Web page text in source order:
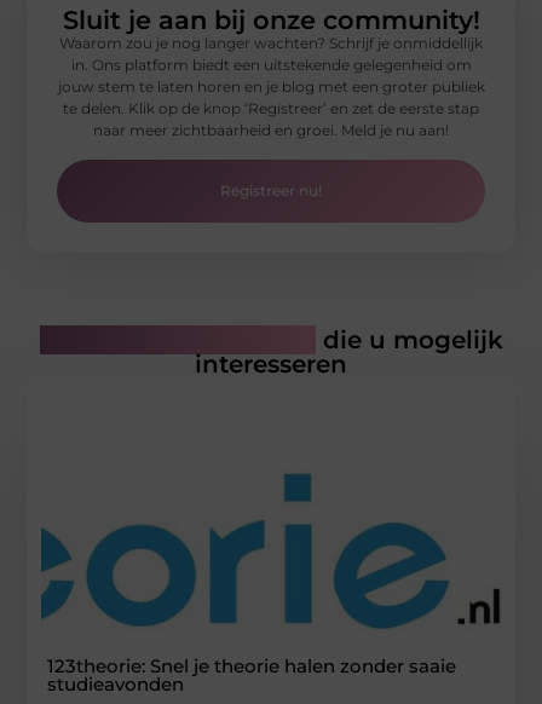
Sluit je aan bij onze community!
Waarom zou je nog langer wachten? Schrijf je onmiddellijk
in. Ons platform biedt een uitstekende gelegenheid om
jouw stem te laten horen en je blog met een groter publiek
te delen. Klik op de knop ‘Registreer’ en zet de eerste stap
naar meer zichtbaarheid en groei. Meld je nu aan!
Registreer nu!
die u mogelijk
interesseren
123theorie: Snel je theorie halen zonder saaie
studieavonden